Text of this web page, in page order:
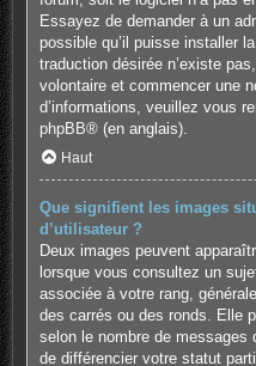
Essayez de demander à un
possible qu’il puisse installer
traduction désirée n’existe
volontaire et commencer une
d’informations, veuillez vous
phpBB® (en anglais).
Haut
Que signifient les images
d’utilisateur ?
Deux images peuvent
lorsque vous consultez un
associée à votre rang,
des carrés ou des ronds. Elle
selon le nombre de messages
de différencier votre statut